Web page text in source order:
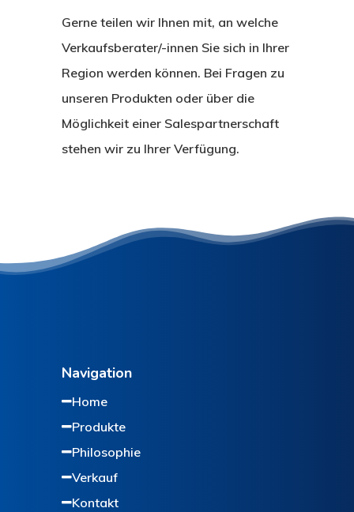
Gerne teilen wir Ihnen mit, an welche
Verkaufsberater/-innen Sie sich in Ihrer
Region werden können. Bei Fragen zu
unseren Produkten oder über die
Möglichkeit einer Salespartnerschaft
stehen wir zu Ihrer Verfügung.
Navigation
Home
Produkte
Philosophie
Verkauf
Kontakt
Home
Produkte
Philosophie
Verkauf
Français